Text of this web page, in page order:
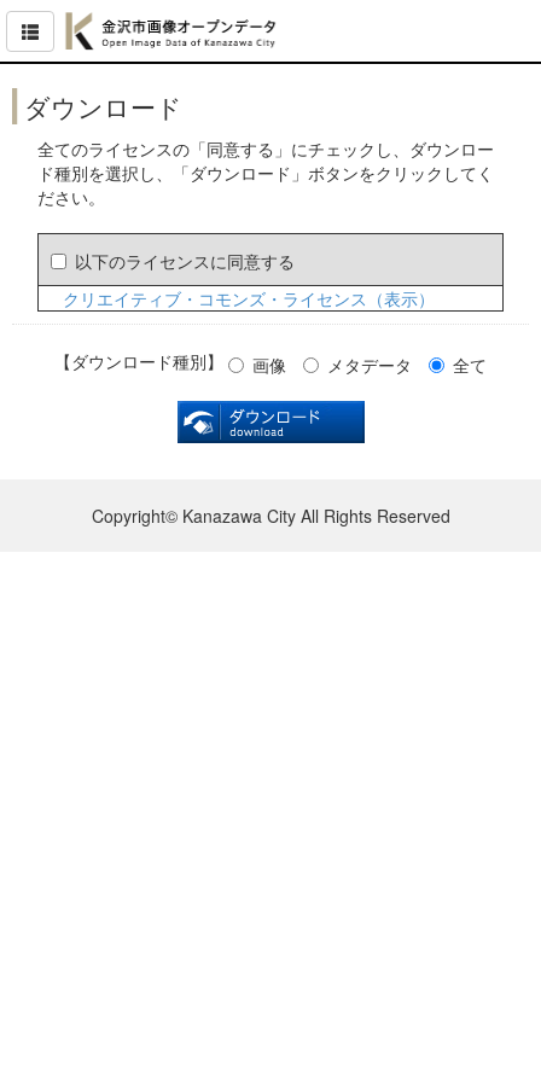
ダウンロード
全てのライセンスの「同意する」にチェックし、ダウンロー
ド種別を選択し、「ダウンロード」ボタンをクリックしてく
ださい。
以下のライセンスに同意する
クリエイティブ・コモンズ・ライセンス（表示）
【ダウンロード種別】 画像 メタデータ 全て
Copyright© Kanazawa City All Rights Reserved